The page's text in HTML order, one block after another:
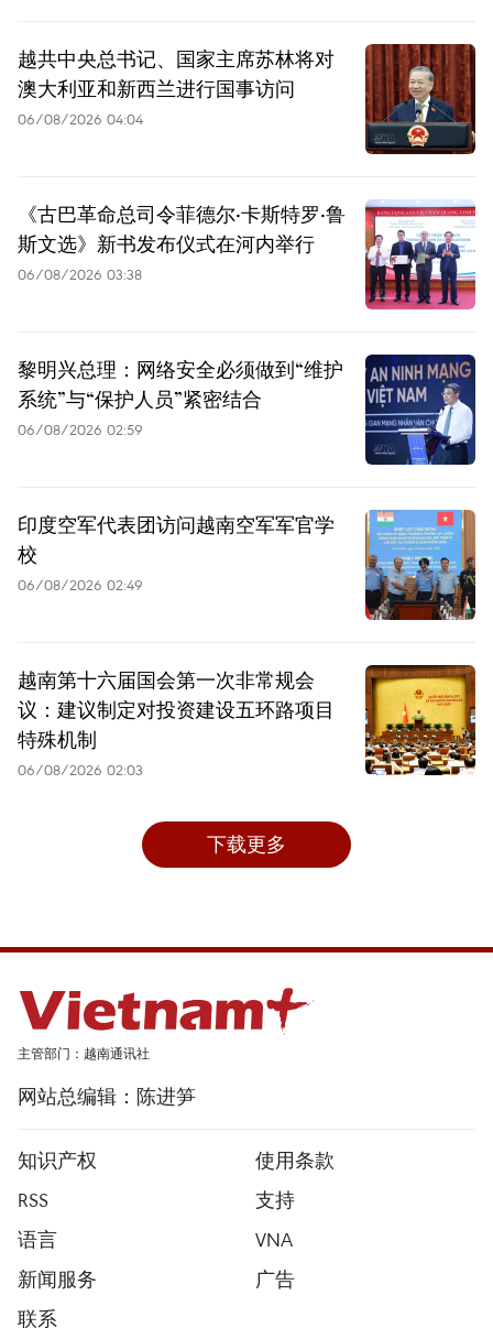
越共中央总书记、国家主席苏林将对
澳大利亚和新西兰进行国事访问
06/08/2026 04:04
《古巴革命总司令菲德尔·卡斯特罗·鲁
斯文选》新书发布仪式在河内举行
06/08/2026 03:38
黎明兴总理：网络安全必须做到“维护
系统”与“保护人员”紧密结合
06/08/2026 02:59
印度空军代表团访问越南空军军官学
校
06/08/2026 02:49
越南第十六届国会第一次非常规会
议：建议制定对投资建设五环路项目
特殊机制
06/08/2026 02:03
下载更多
主管部门：越南通讯社
网站总编辑：陈进笋
知识产权
使用条款
RSS
支持
语言
VNA
新闻服务
广告
联系